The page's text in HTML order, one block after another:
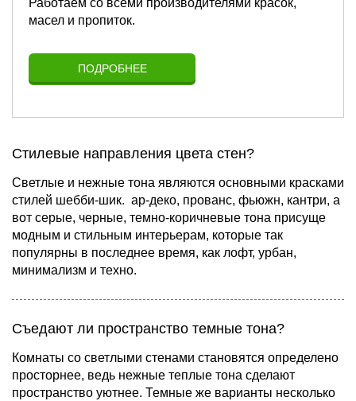
Работаем со всеми производителями красок,
масел и пропиток.
ПОДРОБНЕЕ
Стилевые направления цвета стен?
Светлые и нежные тона являются основными красками
стилей шебби-шик. ар-деко, прованс, фьюжн, кантри, а
вот серые, черные, темно-коричневые тона присуще
модным и стильным интерьерам, которые так
популярны в последнее время, как лофт, урбан,
минимализм и техно.
Съедают ли пространство темные тона?
Комнаты со светлыми стенами становятся определено
просторнее, ведь нежные теплые тона сделают
пространство уютнее. Темные же варианты несколько